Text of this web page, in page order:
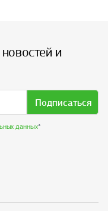
и
Подписаться
данных*